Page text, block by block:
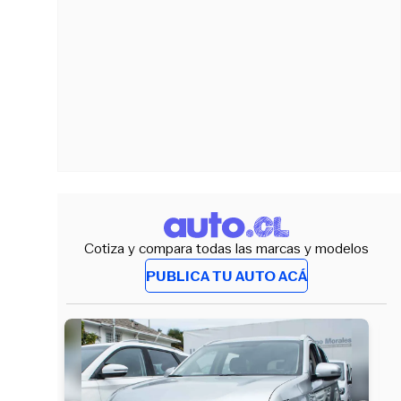
Cotiza y compara todas las marcas y modelos
PUBLICA TU AUTO ACÁ